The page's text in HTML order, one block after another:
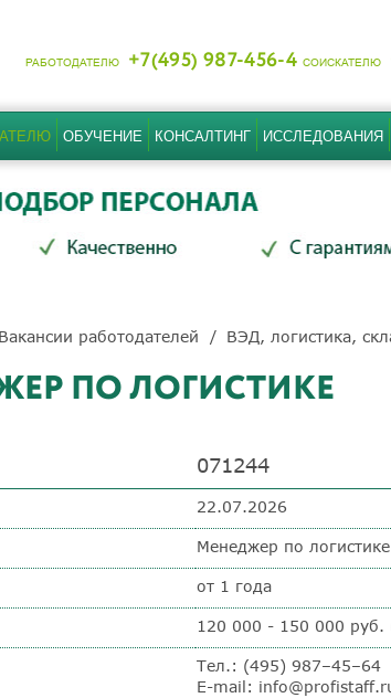
РАБОТОДАТЕЛЮ +7(495) 987-456-4 СОИСКАТЕЛЮ
ОБУЧЕНИЕ КОНСАЛТИНГ ИССЛЕДОВАНИЯ
Вакансии работодателей ВЭД, логистика,
ПО ЛОГИСТИКЕ
071244
22.07.2026
Менеджер по логистике
от 1 года
120 000 - 150 000 руб.
Тел.: (495) 987–45–64
E-mail: